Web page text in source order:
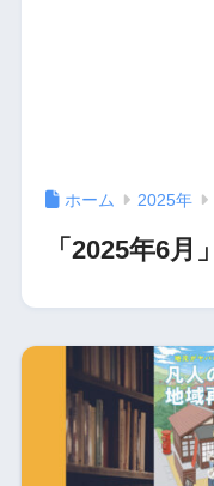
ホーム 2025年
「2025年6月